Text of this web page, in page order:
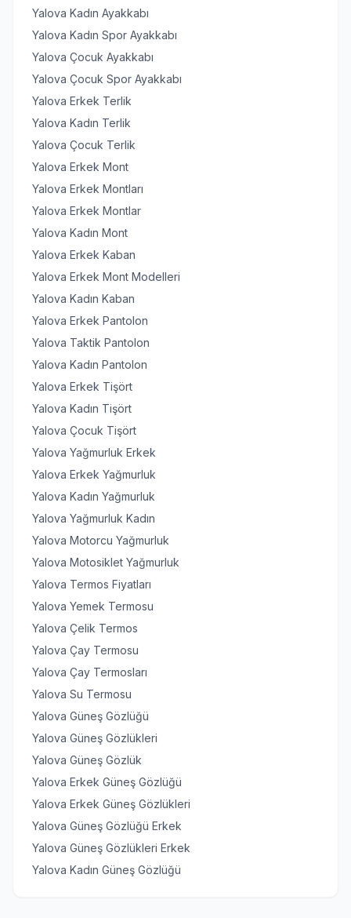
Yalova Kadın Ayakkabı
Yalova Kadın Spor Ayakkabı
Yalova Çocuk Ayakkabı
Yalova Çocuk Spor Ayakkabı
Yalova Erkek Terlik
Yalova Kadın Terlik
Yalova Çocuk Terlik
Yalova Erkek Mont
Yalova Erkek Montları
Yalova Erkek Montlar
Yalova Kadın Mont
Yalova Erkek Kaban
Yalova Erkek Mont Modelleri
Yalova Kadın Kaban
Yalova Erkek Pantolon
Yalova Taktik Pantolon
Yalova Kadın Pantolon
Yalova Erkek Tişört
Yalova Kadın Tişört
Yalova Çocuk Tişört
Yalova Yağmurluk Erkek
Yalova Erkek Yağmurluk
Yalova Kadın Yağmurluk
Yalova Yağmurluk Kadın
Yalova Motorcu Yağmurluk
Yalova Motosiklet Yağmurluk
Yalova Termos Fiyatları
Yalova Yemek Termosu
Yalova Çelik Termos
Yalova Çay Termosu
Yalova Çay Termosları
Yalova Su Termosu
Yalova Güneş Gözlüğü
Yalova Güneş Gözlükleri
Yalova Güneş Gözlük
Yalova Erkek Güneş Gözlüğü
Yalova Erkek Güneş Gözlükleri
Yalova Güneş Gözlüğü Erkek
Yalova Güneş Gözlükleri Erkek
Yalova Kadın Güneş Gözlüğü